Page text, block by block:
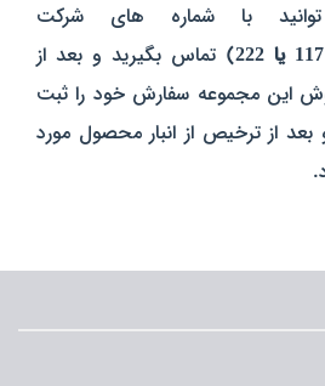
با شماره های شرکت
) تماس بگیرید و بعد از
این مجموعه سفارش خود را ثبت
از ترخیص از انبار محصول مورد